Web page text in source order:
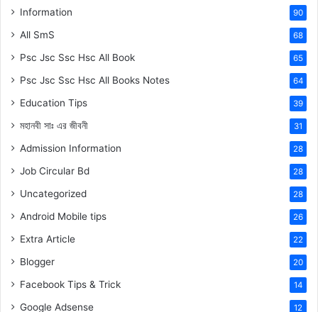
Information 90
All SmS 68
Psc Jsc Ssc Hsc All Book 65
Psc Jsc Ssc Hsc All Books Notes 64
Education Tips 39
মহানবী সাঃ এর জীবনী 31
Admission Information 28
Job Circular Bd 28
Uncategorized 28
Android Mobile tips 26
Extra Article 22
Blogger 20
Facebook Tips & Trick 14
Google Adsense 12